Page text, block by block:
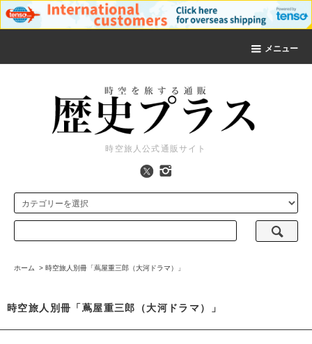
メニュー
時空旅人公式通販サイト
ホーム > 時空旅人別冊「蔦屋重三郎（大河ドラマ）」
時空旅人別冊「蔦屋重三郎（大河ドラマ）」